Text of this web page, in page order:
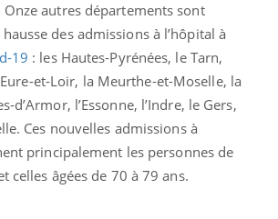
autres départements sont
des admissions à l’hôpital à
19 : les Hautes-Pyrénées, le Tarn,
et-Loir, la Meurthe-et-Moselle, la
d’Armor, l’Essonne, l’Indre, le Gers,
Ces nouvelles admissions à
principalement les personnes de
celles âgées de 70 à 79 ans.